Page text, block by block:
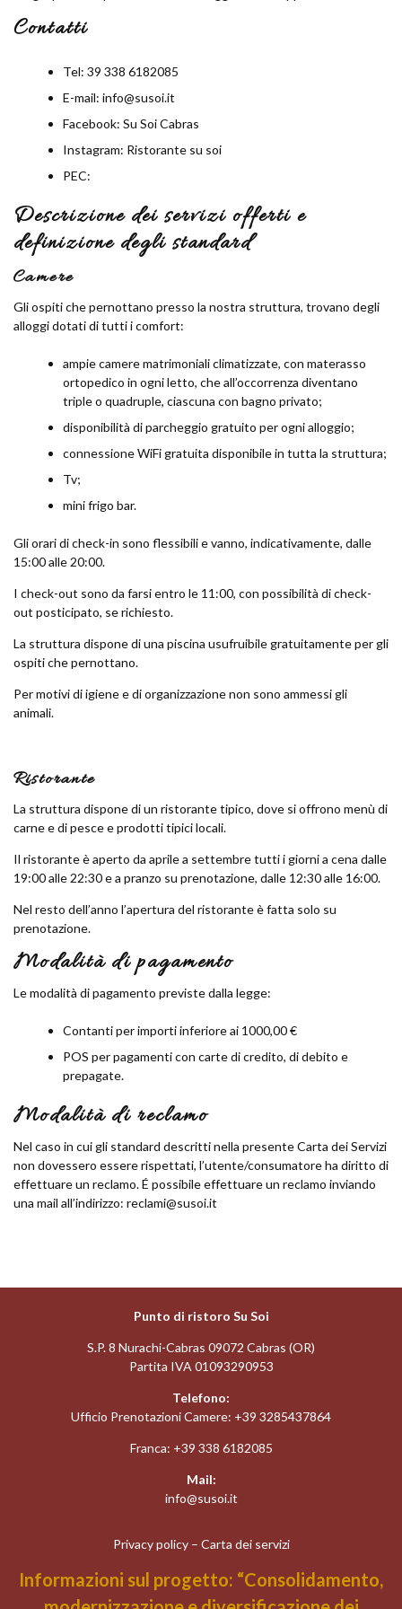
Contatti
Tel: 39 338 6182085
E-mail: info@susoi.it
Facebook: Su Soi Cabras
Instagram: Ristorante su soi
PEC:
Descrizione dei servizi offerti e
definizione degli standard
Camere
Gli ospiti che pernottano presso la nostra struttura, trovano degli
alloggi dotati di tutti i comfort:
ampie camere matrimoniali climatizzate, con materasso
ortopedico in ogni letto, che all’occorrenza diventano
triple o quadruple, ciascuna con bagno privato;
disponibilità di parcheggio gratuito per ogni alloggio;
connessione WiFi gratuita disponibile in tutta la struttura;
Tv;
mini frigo bar.
Gli orari di check-in sono flessibili e vanno, indicativamente, dalle
15:00 alle 20:00.
I check-out sono da farsi entro le 11:00, con possibilità di check-
out posticipato, se richiesto.
La struttura dispone di una piscina usufruibile gratuitamente per gli
ospiti che pernottano.
Per motivi di igiene e di organizzazione non sono ammessi gli
animali.
Ristorante
La struttura dispone di un ristorante tipico, dove si offrono menù di
carne e di pesce e prodotti tipici locali.
Il ristorante è aperto da aprile a settembre tutti i giorni a cena dalle
19:00 alle 22:30 e a pranzo su prenotazione, dalle 12:30 alle 16:00.
Nel resto dell’anno l’apertura del ristorante è fatta solo su
prenotazione.
Modalità di pagamento
Le modalità di pagamento previste dalla legge:
Contanti per importi inferiore ai 1000,00 €
POS per pagamenti con carte di credito, di debito e
prepagate.
Modalità di reclamo
Nel caso in cui gli standard descritti nella presente Carta dei Servizi
non dovessero essere rispettati, l’utente/consumatore ha diritto di
effettuare un reclamo. É possibile effettuare un reclamo inviando
una mail all’indirizzo: reclami@susoi.it
Punto di ristoro Su Soi
S.P. 8 Nurachi-Cabras 09072 Cabras (OR)
Partita IVA 01093290953
Telefono:
Ufficio Prenotazioni Camere: +39 3285437864
Franca: +39 338 6182085
Mail:
info@susoi.it
Privacy policy– Carta dei servizi
Informazioni sul progetto: “Consolidamento,